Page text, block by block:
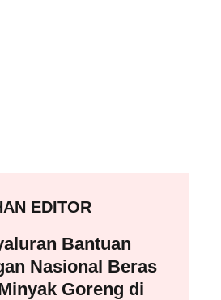
EDITOR
Bantuan
Nasional Beras
Goreng di